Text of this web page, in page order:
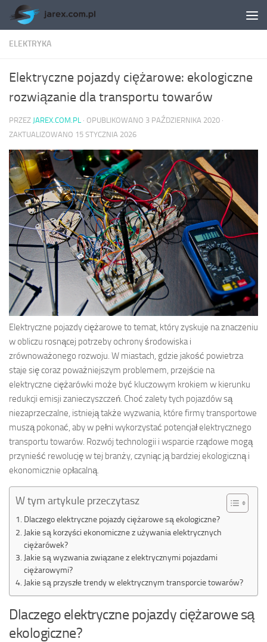
Skip to content
ELEKTRYKA
Elektryczne pojazdy ciężarowe: ekologiczne
rozwiązanie dla transportu towarów
PRZEZ JAREX.COM.PL · OPUBLIKOWANO 3 PAŹDZIERNIKA 2020 ·
ZAKTUALIZOWANO 15 STYCZNIA 2026
Elektryczne pojazdy ciężarowe to temat, który zyskuje na znaczeniu
w obliczu rosnącej potrzeby ochrony środowiska i
zrównoważonego rozwoju. W miastach, gdzie jakość powietrza
staje się coraz poważniejszym problemem, przejście na
elektryczne ciężarówki może być kluczowym krokiem w kierunku
redukcji emisji zanieczyszczeń. Choć zalety tych pojazdów są
niezaprzeczalne, istnieją także wyzwania, które firmy transportowe
muszą pokonać, aby w pełni wykorzystać potencjał elektrycznego
transportu towarów. Rozwój technologii i wsparcie rządowe mogą
przynieść rewolucję w tej branży, czyniąc ją bardziej ekologiczną i
ekonomicznie opłacalną.
W tym artykule przeczytasz
Dlaczego elektryczne pojazdy ciężarowe są ekologiczne?
Jakie są korzyści ekonomiczne z używania elektrycznych
ciężarówek?
Jakie są wyzwania związane z elektrycznymi pojazdami
ciężarowymi?
Jakie są przyszłe trendy w elektrycznym transporcie towarów?
Dlaczego elektryczne pojazdy ciężarowe są
ekologiczne?